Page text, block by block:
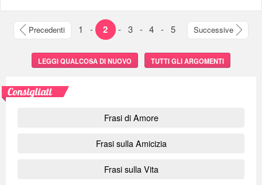
Precedenti 1 - 2 - 3 - 4 - 5 Successive
LEGGI QUALCOSA DI NUOVO TUTTI GLI ARGOMENTI
Consigliati
Frasi di Amore
Frasi sulla Amicizia
Frasi sulla Vita